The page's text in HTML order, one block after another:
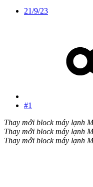
21/9/23
#1
Thay mới block máy lạnh
Thay mới block máy lạnh
Thay mới block máy lạnh